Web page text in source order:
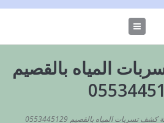
المياه بالقصيم
تسربات المياه بالقصيم 0553445129